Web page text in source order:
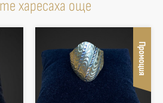
харесаха още
Промоция